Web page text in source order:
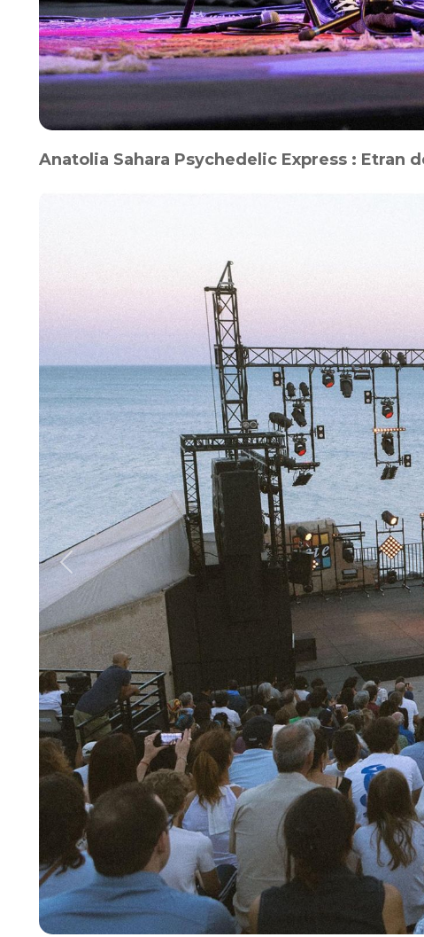
Anatolia Sahara Psychedelic Express : Etran
Previous